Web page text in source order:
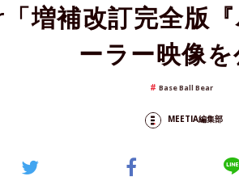
増補改訂完全版
ーラー映像
Base Ball Bear
MEETIA編集部